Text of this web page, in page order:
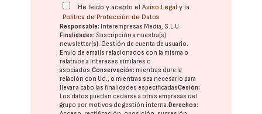
He leído y acepto elAviso Legal y la
Política de Protección de Datos
Responsable: Interempresas Media, S.L.U.
Finalidades: Suscripción a nuestra(s)
newsletter(s). Gestión de cuenta de usuario.
Envío de emails relacionados con la misma o
relativos a intereses similares o
asociados.Conservación: mientras dure la
relación con Ud., o mientras sea necesario para
llevar a cabo las finalidades especificadasCesión:
Los datos pueden cederse a otras empresas del
grupo por motivos de gestión interna. Derechos: